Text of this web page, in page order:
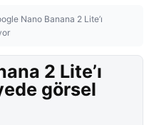
Nano Banana 2 Lite’ı
2 Lite’ı
görsel